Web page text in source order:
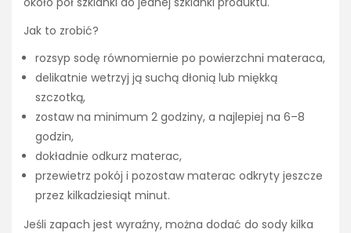
Jak to zrobić?
rozsyp sodę równomiernie po powierzchni materaca,
delikatnie wetrzyj ją suchą dłonią lub miękką
szczotką,
zostaw na minimum 2 godziny, a najlepiej na 6–8
godzin,
dokładnie odkurz materac,
przewietrz pokój i pozostaw materac odkryty jeszcze
przez kilkadziesiąt minut.
Jeśli zapach jest wyraźny, można dodać do sody kilka